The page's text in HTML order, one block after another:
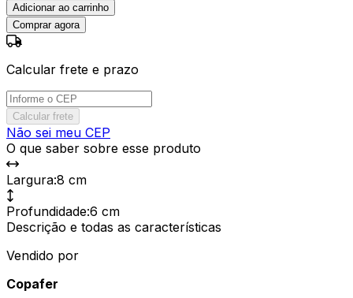
Adicionar ao carrinho
Comprar agora
Calcular frete e prazo
Calcular frete
Não sei meu CEP
O que saber sobre esse produto
Largura:8 cm
Profundidade:6 cm
Descrição e todas as características
Vendido por
Copafer